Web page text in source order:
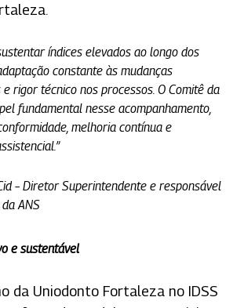
índices elevados ao longo dos
constante às mudanças
rigor técnico nos processos. O Comitê da
fundamental nesse acompanhamento,
melhoria contínua e
– Diretor Superintendente e responsável
ANS
e sustentável
da Uniodonto Fortaleza no IDSS